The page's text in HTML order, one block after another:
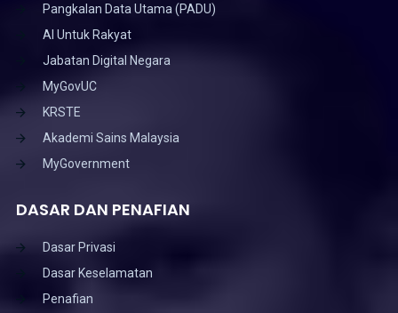
Pangkalan Data Utama (PADU)
AI Untuk Rakyat
Jabatan Digital Negara
MyGovUC
KRSTE
Akademi Sains Malaysia
MyGovernment
DASAR DAN PENAFIAN
Dasar Privasi
Dasar Keselamatan
Penafian